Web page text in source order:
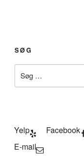
SØG
efter:
Yelp Facebook
E-mail